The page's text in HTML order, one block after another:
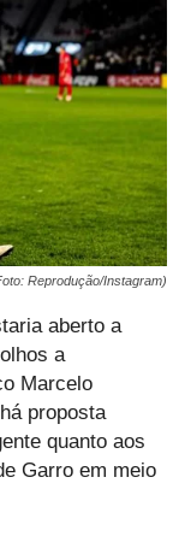
Reprodução/Instagram)
aberto a
a
Marcelo
proposta
quanto aos
Garro em meio